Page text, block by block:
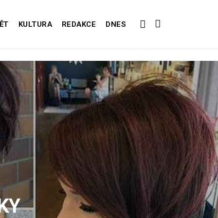
KULTURA REDAKCE DNES